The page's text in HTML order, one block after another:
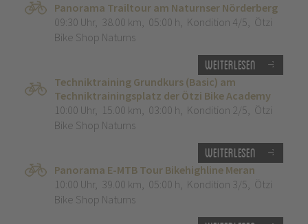
Panorama Trailtour am Naturnser Nörderberg
09:30 Uhr, 38.00 km, 05:00 h, Kondition 4/5, Ötzi
Bike Shop Naturns
Weiterlesen
Techniktraining Grundkurs (Basic) am
Techniktrainingsplatz der Ötzi Bike Academy
10:00 Uhr, 15.00 km, 03:00 h, Kondition 2/5, Ötzi
Bike Shop Naturns
Weiterlesen
Panorama E-MTB Tour Bikehighline Meran
10:00 Uhr, 39.00 km, 05:00 h, Kondition 3/5, Ötzi
Bike Shop Naturns